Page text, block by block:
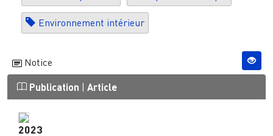
Environnement intérieur
Notice
Publication | Article
2023